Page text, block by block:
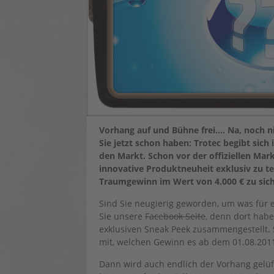
Vorhang auf und Bühne frei…. Na, noch
Sie jetzt schon haben: Trotec begibt
den Markt. Schon vor der offiziellen
innovative Produktneuheit exklusiv zu
Traumgewinn im Wert von 4.000 € zu
Sind Sie neugierig geworden, um was für
Sie unsere Facebook Seite, denn dort
exklusiven Sneak Peek
mit, welchen Gewinn es ab dem
Dann wird auch endlich der Vorhang